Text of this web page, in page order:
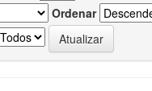
Ordenar